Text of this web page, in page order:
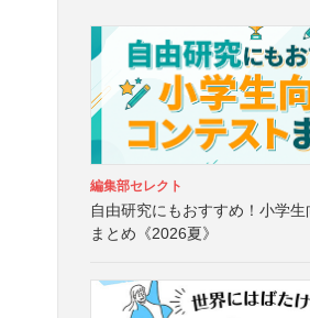
編集部セレクト
自由研究にもおすすめ！小学生
まとめ《2026夏》